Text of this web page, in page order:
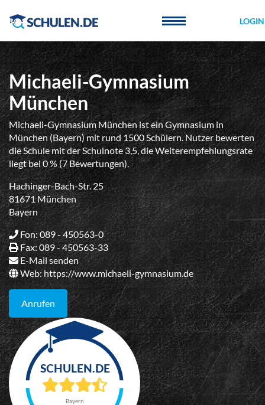
LOGIN
Michaeli-Gymnasium
München
Michaeli-Gymnasium München ist ein Gymnasium in
München (Bayern) mit rund 1500 Schülern. Nutzer bewerten
die Schule mit der Schulnote 3,5, die Weiterempfehlungsrate
liegt bei 0 % (7 Bewertungen).
Hachinger-Bach-Str. 25
81671 München
Bayern
Fon: 089 - 450563-0
Fax: 089 - 450563-33
E-Mail senden
Web:https://www.michaeli-gymnasium.de
Anrufen
Bayern